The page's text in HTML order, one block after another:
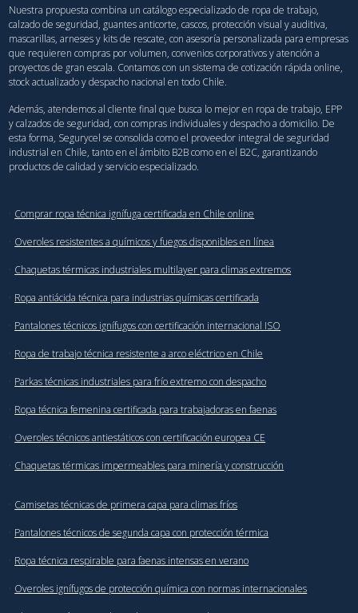
Nuestra propuesta combina un catálogo especializado de ropa de trabajo,
calzado de seguridad, guantes anticorte, cascos, protección visual y auditiva,
mascarillas, arneses y kits de rescate, con asesoría personalizada para empresas
que requieren compras por volumen, convenios corporativos y atención a
proyectos de gran escala. Contamos con un sistema de cotización rápida online,
stock actualizado y despacho nacional en todo Chile.
Además, atendemos al cliente final que busca lo mejor en ropa de trabajo, EPP
y calzados de seguridad, con compras individuales y despacho a domicilio. De
esta forma, Segurycel se consolida como el proveedor integral de seguridad
industrial en Chile, tanto en el ámbito B2B como en el B2C, garantizando
productos de calidad y servicio especializado.
· Comprar ropa técnica ignífuga certificada en Chile online
· Overoles resistentes a químicos y fuegos disponibles en línea
· Chaquetas térmicas industriales multilayer para climas extremos
· Ropa antiácida técnica para industrias químicas certificada
· Pantalones técnicos ignífugos con certificación internacional ISO
· Ropa de trabajo técnica resistente a arco eléctrico en Chile
· Parkas técnicas industriales para frío extremo con despacho
· Ropa técnica femenina certificada para trabajadoras en faenas
· Overoles técnicos antiestáticos con certificación europea CE
· Chaquetas térmicas impermeables para minería y construcción
· Camisetas técnicas de primera capa para climas fríos
· Pantalones técnicos de segunda capa con protección térmica
· Ropa técnica respirable para faenas intensas en verano
· Overoles ignífugos de protección química con normas internacionales